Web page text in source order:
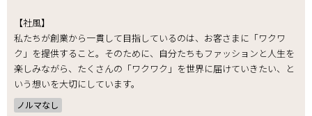
【社風】
私たちが創業から一貫して目指しているのは、お客さまに「ワクワ
ク」を提供すること。そのために、自分たちもファッションと人生を
楽しみながら、たくさんの「ワクワク」を世界に届けていきたい、と
いう想いを大切にしています。
ノルマなし